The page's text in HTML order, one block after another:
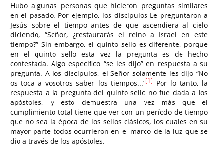
Hubo algunas personas que hicieron preguntas similares
en el pasado. Por ejemplo, los discípulos Le preguntaron a
Jesús sobre el tiempo antes de que ascendiera al cielo
diciendo, “Señor, ¿restaurarás el reino a Israel en este
tiempo?” Sin embargo, el quinto sello es diferente, porque
en el quinto sello esta vez la pregunta es de hecho
contestada. Algo específico “se les dijo” en respuesta a su
pregunta. A los discípulos, el Señor solamente les dijo “No
os toca a vosotros saber los tiempos...”[1] Por lo tanto, la
respuesta a la pregunta del quinto sello no fue dada a los
apóstoles, y esto demuestra una vez más que el
cumplimiento total tiene que ver con un período de tiempo
que no sea la época de los sellos clásicos, los cuales en su
mayor parte todos ocurrieron en el marco de la luz que se
dio a través de los apóstoles.